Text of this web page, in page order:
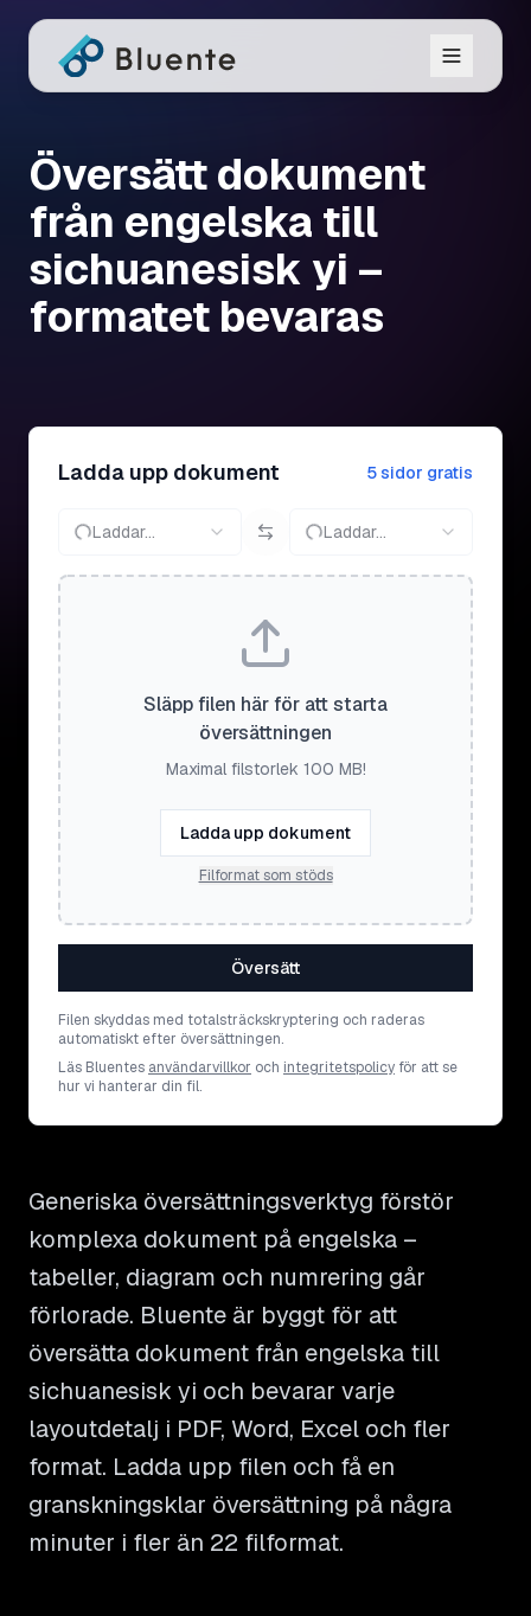
Översätt dokument
från engelska till
sichuanesisk yi –
formatet bevaras
Ladda upp dokument 5 sidor gratis
Laddar... Laddar...
Släpp filen här för att starta
översättningen
Maximal filstorlek 100 MB!
Ladda upp dokument
Filformat som stöds
Översätt
Filen skyddas med totalsträckskryptering och raderas
automatiskt efter översättningen.
Läs Bluentes användarvillkor och integritetspolicy för att se
hur vi hanterar din fil.
Generiska översättningsverktyg förstör
komplexa dokument på engelska –
tabeller, diagram och numrering går
förlorade. Bluente är byggt för att
översätta dokument från engelska till
sichuanesisk yi och bevarar varje
layoutdetalj i PDF, Word, Excel och fler
format. Ladda upp filen och få en
granskningsklar översättning på några
minuter i fler än 22 filformat.